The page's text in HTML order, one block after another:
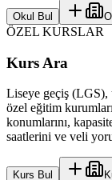
Okul Bul
ÖZEL KURSLAR
Kurs Ara
Liseye geçiş (LGS),
özel eğitim
konumlarını,
saatlerini ve veli
Kurs Bul